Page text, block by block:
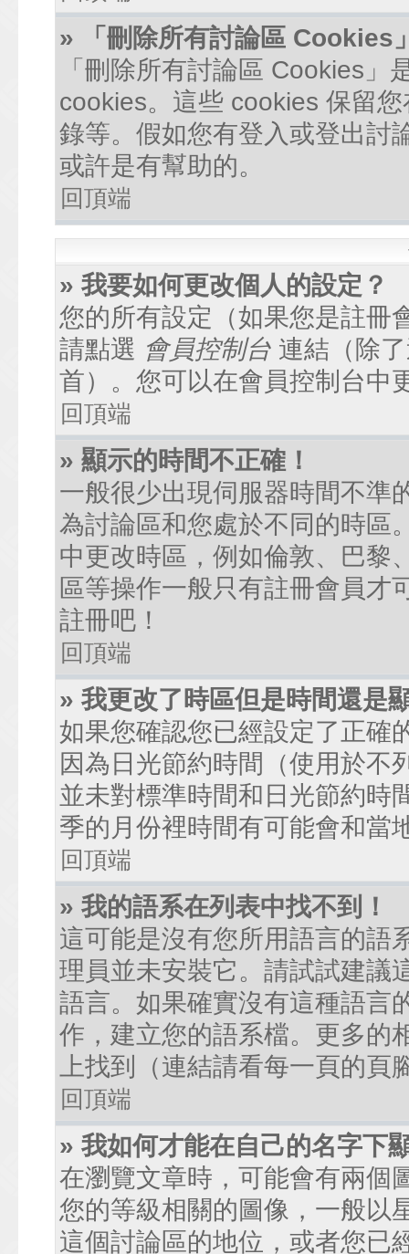
» 「刪除所有討論區 Cookies
「刪除所有討論區 Cookies
cookies。這些 cookies 保留
錄等。假如您有登入或登出討
或許是有幫助的。
回頂端
» 我要如何更改個人的設定？
您的所有設定（如果您是註冊
請點選 會員控制台 連結（除
首）。您可以在會員控制台中
回頂端
» 顯示的時間不正確！
一般很少出現伺服器時間不準
為討論區和您處於不同的時區
中更改時區，例如倫敦、巴黎
區等操作一般只有註冊會員才
註冊吧！
回頂端
» 我更改了時區但是時間還是
如果您確認您已經設定了正確
因為日光節約時間（使用於不
並未對標準時間和日光節約時
季的月份裡時間有可能會和當
回頂端
» 我的語系在列表中找不到！
這可能是沒有您所用語言的語
理員並未安裝它。請試試建議
語言。如果確實沒有這種語言
作，建立您的語系檔。更多的
上找到（連結請看每一頁的頁
回頂端
» 我如何才能在自己的名字下
在瀏覽文章時，可能會有兩個
您的等級相關的圖像，一般以
這個討論區的地位，或者您已